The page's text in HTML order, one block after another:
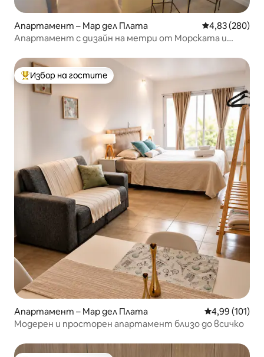
Апартамент – Мар дел Плата Средна
4,83 (280)
Апартамент с дизайн на метри от Морската и
Най-популярен избор на гостите
Избор на гостите
Апартамент – Мар дел Плата Средна
4,99 (101)
Модерен и просторен апартамент близо до всичко